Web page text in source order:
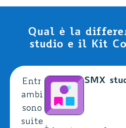
Qual è la
studio e il Kit
Entr
ambi
sono
suite
SMX